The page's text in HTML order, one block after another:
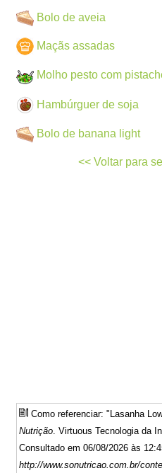
Bolo de aveia
Maçãs assadas
Molho pesto com
Hambúrguer de soja
Bolo de banana light
<< Voltar para
Como referenciar: "Lasanha
Nutrição . Virtuous Tecnologia da
Consultado em 06/08/2026 às
http://www.sonutricao.com.br/